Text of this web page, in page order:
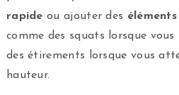
rapide ou ajouter des
comme des squats lorsque
des étirements lorsque vous
hauteur.